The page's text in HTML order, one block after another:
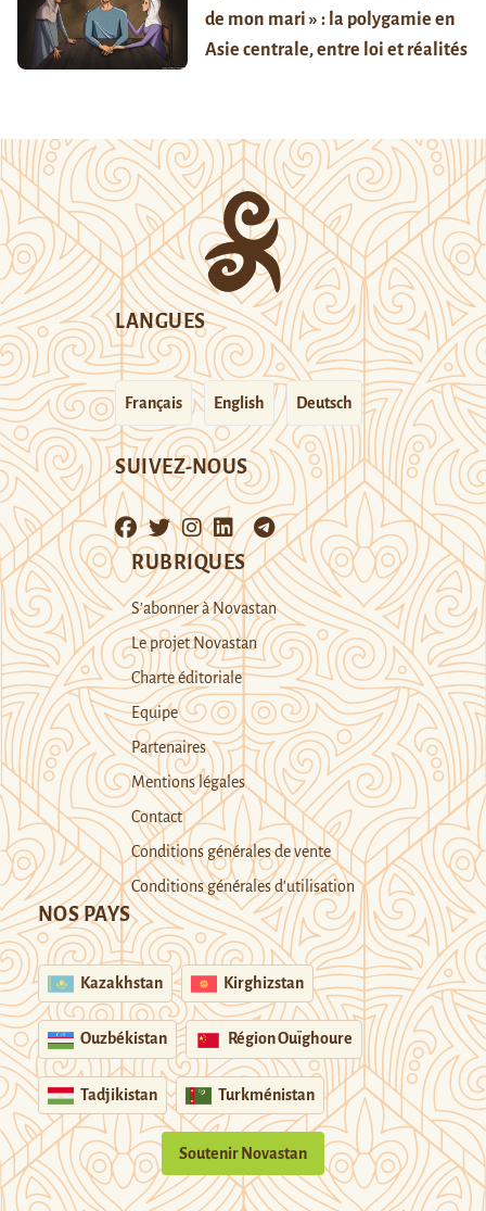
de mon mari » : la polygamie en
Asie centrale, entre loi et réalités
LANGUES
Français English Deutsch
SUIVEZ-NOUS
RUBRIQUES
S’abonner à Novastan
Le projet Novastan
Charte éditoriale
Equipe
Partenaires
Mentions légales
Contact
Conditions générales de vente
Conditions générales d’utilisation
NOS PAYS
Kazakhstan Kirghizstan
Ouzbékistan Région Ouïghoure
Tadjikistan Turkménistan
Soutenir Novastan